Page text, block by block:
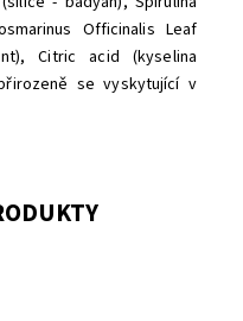
Officinalis Leaf
Citric acid (kyselina
se vyskytující v